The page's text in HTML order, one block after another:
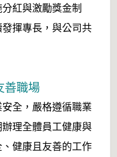
紅與激勵獎金制
揮專長，與公司共
善職場
全，嚴格遵循職業
理全體員工健康與
健康且友善的工作